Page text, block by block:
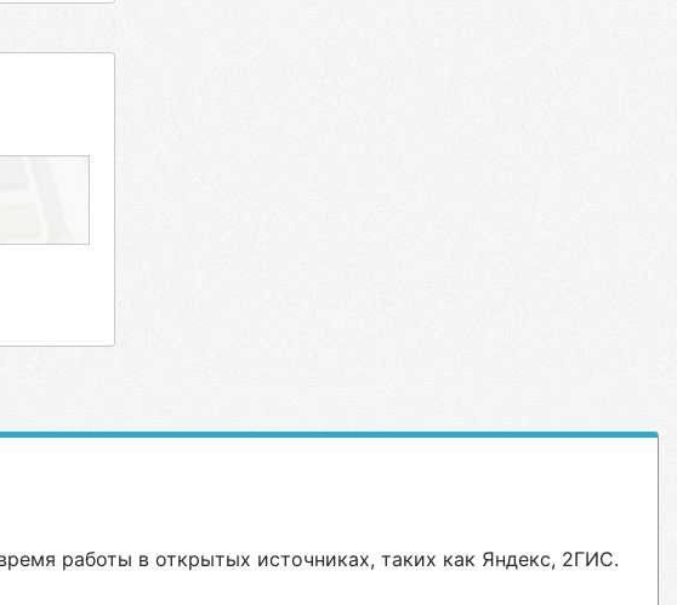
работы в открытых источниках, таких как Яндекс, 2ГИС.